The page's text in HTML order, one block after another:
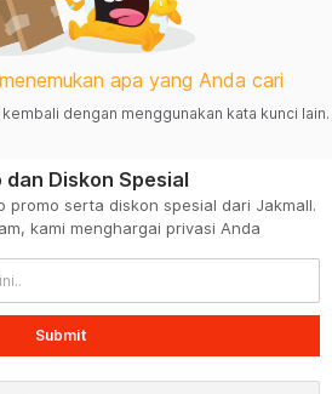
apa yang Anda cari
dengan menggunakan kata kunci lain.
dan Diskon Spesial
promo serta diskon spesial dari Jakmall.
kami menghargai privasi Anda
Submit